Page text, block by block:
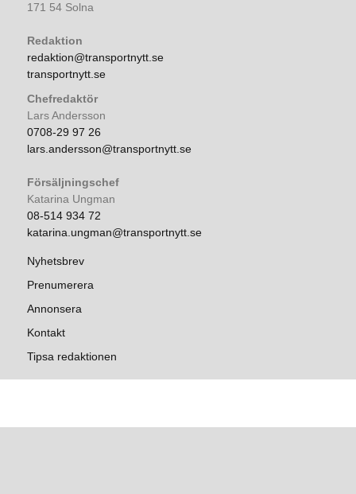
171 54 Solna
Redaktion
redaktion@transportnytt.se
transportnytt.se
Chefredaktör
Lars Andersson
0708-29 97 26
lars.andersson@transportnytt.se
Försäljningschef
Katarina Ungman
08-514 934 72
katarina.ungman@transportnytt.se
Nyhetsbrev
Prenumerera
Annonsera
Kontakt
Tipsa redaktionen